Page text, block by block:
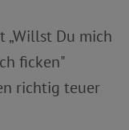
„Willst Du mich
ficken"
richtig teuer